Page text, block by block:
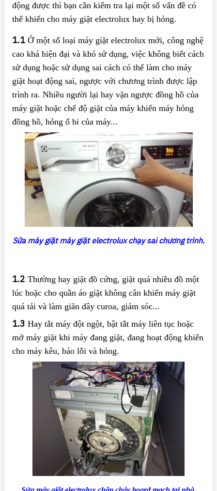
động được thì bạn cần kiểm tra lại một số vấn đề có
thể khiến cho máy giặt electrolux hay bị hỏng.
1.1 Ở một số loại máy giặt electrolux mới, công nghệ
cao khá hiện đại và khó sử dụng, việc không biết cách
sử dụng hoặc sử dụng sai cách có thể làm cho máy
giặt hoạt động sai, ngược với chương trình được lập
trình ra. Nhiều người lại hay vặn ngược đồng hồ của
máy giặt hoặc chế độ giặt của máy khiến máy hỏng
đồng hồ, hỏng ổ bi của máy...
Sửa máy giặt máy giặt electrolux chạy sai chương trình.
1.2 Thường hay giặt đồ cứng, giặt quá nhiều đồ một
lúc hoặc cho quần áo giặt không cân khiến máy giặt
quá tải và làm giãn dây curoa, giảm sóc...
1.3 Hay tắt máy đột ngột, bật tắt máy liên tục hoặc
mở máy giặt khi máy đang giặt, đang hoạt động khiến
cho máy kêu, báo lỗi và hỏng.